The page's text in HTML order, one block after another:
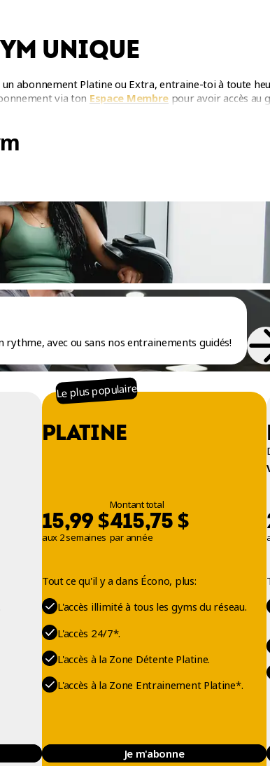
UNIQUE
abonnement Platine ou Extra, entraine-toi à toute
via ton Espace Membre pour avoir accès au
avec ou sans nos entrainements guidés!
Le plus populaire
PLATINE
15,99$
aux 2 semaines
Montant total
415,75 $
par année
Tout ce qu'il y a dans Écono, plus:
L'accès illimité à tous les gyms du réseau.
L'accès 24/7*.
L'accès à la Zone Détente Platine.
L'accès à la Zone Entrainement Platine*.
Je m'abonne